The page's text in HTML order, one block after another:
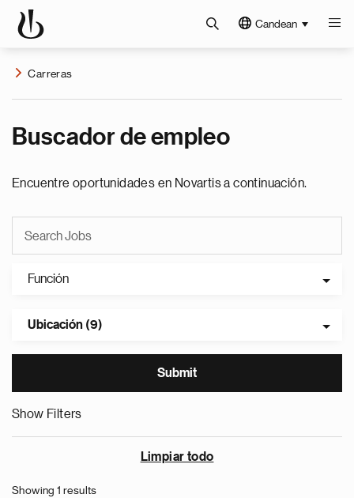
Candean
Carreras
Buscador de empleo
Encuentre oportunidades en Novartis a continuación.
Función
Ubicación (9)
Show Filters
Limpiar todo
Showing 1 results